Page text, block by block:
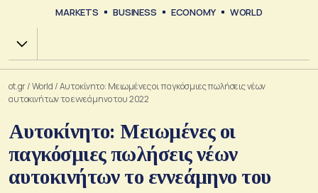
MARKETS BUSINESS ECONOMY WORLD
Χ.Α.
ot.gr/World /Αυτοκίνητο: Μειωμένες οι παγκόσμιες πωλήσεις νέων
αυτοκινήτων το εννεάμηνο του 2022
Αυτοκίνητο: Μειωμένες οι
παγκόσμιες πωλήσεις νέων
αυτοκινήτων το εννεάμηνο του